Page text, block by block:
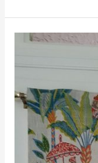
Store